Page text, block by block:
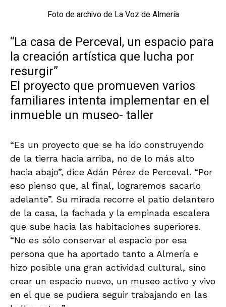
Foto de archivo de La Voz de Almería
“La casa de Perceval, un espacio para
la creación artística que lucha por
resurgir”
El proyecto que promueven varios
familiares intenta implementar en el
inmueble un museo- taller
“Es un proyecto que se ha ido construyendo
de la tierra hacia arriba, no de lo más alto
hacia abajo”, dice Adán Pérez de Perceval. “Por
eso pienso que, al final, lograremos sacarlo
adelante”. Su mirada recorre el patio delantero
de la casa, la fachada y la empinada escalera
que sube hacia las habitaciones superiores.
“No es sólo conservar el espacio por esa
persona que ha aportado tanto a Almería e
hizo posible una gran actividad cultural, sino
crear un espacio nuevo, un museo activo y vivo
en el que se pudiera seguir trabajando en las